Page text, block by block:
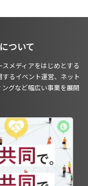
ついて
メディアをはじめとする
るイベント運営、ネット
グなど幅広い事業を展開